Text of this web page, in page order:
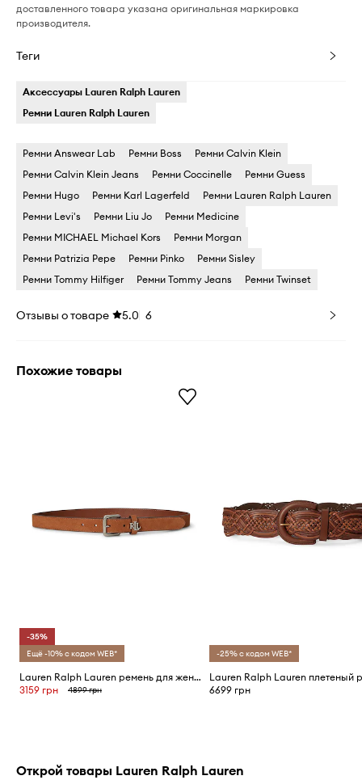
доставленного товара указана оригинальная маркировка
производителя.
Теги
Аксессуары Lauren Ralph Lauren
Ремни Lauren Ralph Lauren
Ремни Answear Lab Ремни Boss
Ремни Calvin Klein
Ремни Calvin Klein Jeans
Ремни Coccinelle
Ремни Guess
Ремни Hugo
Ремни Karl Lagerfeld
Ремни Lauren Ralph Lauren
Ремни Levi's
Ремни Liu Jo
Ремни Medicine
Ремни MICHAEL Michael Kors
Ремни Morgan
Ремни Patrizia Pepe
Ремни Pinko
Ремни Sisley
Ремни Tommy Hilfiger
Ремни Tommy Jeans Ремни Twinset
Отзывы о товаре 5.0 6
Похожие товары
-35%
Ещё -10% с кодом WEB*
Lauren Ralph Lauren ремень для женщин кожаный
3159 грн
4899 грн
-25% с кодом WEB*
6699 грн
Открой товары Lauren Ralph Lauren